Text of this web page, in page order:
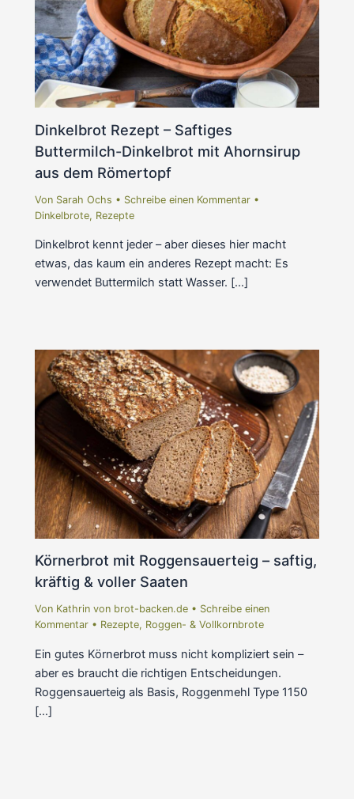
Dinkelbrot Rezept – Saftiges
Buttermilch-Dinkelbrot mit Ahornsirup
aus dem Römertopf
Von Sarah Ochs • Schreibe einen Kommentar •
Dinkelbrote, Rezepte
Dinkelbrot kennt jeder – aber dieses hier macht
etwas, das kaum ein anderes Rezept macht: Es
verwendet Buttermilch statt Wasser. […]
Körnerbrot mit Roggensauerteig – saftig,
kräftig & voller Saaten
Von Kathrin von brot-backen.de • Schreibe einen
Kommentar • Rezepte, Roggen- & Vollkornbrote
Ein gutes Körnerbrot muss nicht kompliziert sein –
aber es braucht die richtigen Entscheidungen.
Roggensauerteig als Basis, Roggenmehl Type 1150
[…]